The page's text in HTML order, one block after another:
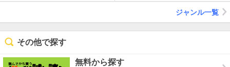
ジャンル一覧
その他で探す
無料から探す